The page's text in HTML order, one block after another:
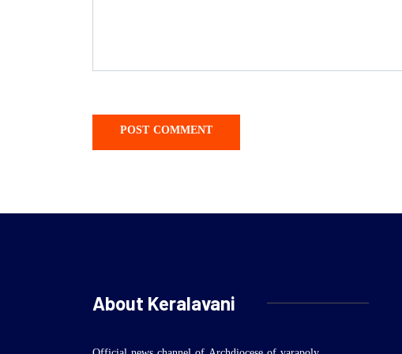
About Keralavani